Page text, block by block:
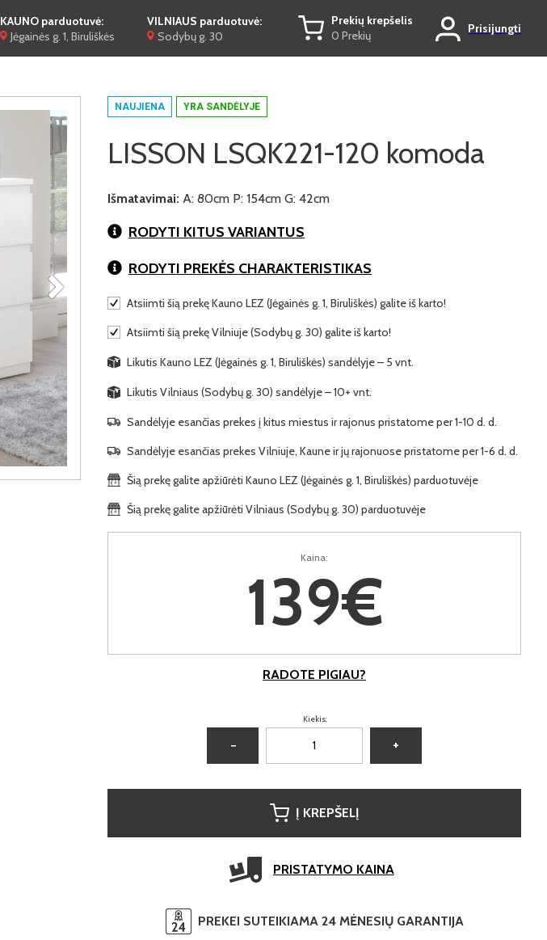
KAUNO parduotuvė:
Jėgainės g. 1, Biruliškės
VILNIAUS parduotuvė:
Sodybų g. 30
Prekių krepšelis
0 Prekių
Prisijungti
NAUJIENA YRA SANDĖLYJE
LISSON LSQK221-120 komoda
Išmatavimai: A: 80cm P: 154cm G: 42cm
RODYTI KITUS VARIANTUS
RODYTI PREKĖS CHARAKTERISTIKAS
Atsiimti šią prekę Kauno LEZ (Jėgainės g. 1, Biruliškės) galite iš karto!
Atsiimti šią prekę Vilniuje (Sodybų g. 30) galite iš karto!
Likutis Kauno LEZ (Jėgainės g. 1, Biruliškės) sandėlyje – 5 vnt.
Likutis Vilniaus (Sodybų g. 30) sandėlyje – 10+ vnt.
Sandėlyje esančias prekes į kitus miestus ir rajonus pristatome per 1-10 d. d.
Sandėlyje esančias prekes Vilniuje, Kaune ir jų rajonuose pristatome per 1-6 d. d.
Šią prekę galite apžiūrėti Kauno LEZ (Jėgainės g. 1, Biruliškės) parduotuvėje
Šią prekę galite apžiūrėti Vilniaus (Sodybų g. 30) parduotuvėje
Kaina:
139€
RADOTE PIGIAU?
Kiekis:
− +
Į KREPŠELĮ
PRISTATYMO KAINA
PREKEI SUTEIKIAMA 24 MĖNESIŲ GARANTIJA